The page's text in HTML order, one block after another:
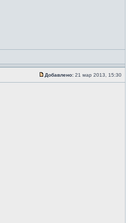
Добавлено: 21 мар 2013, 15:30